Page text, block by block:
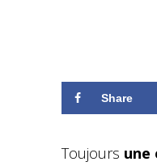
Share
Toujours une